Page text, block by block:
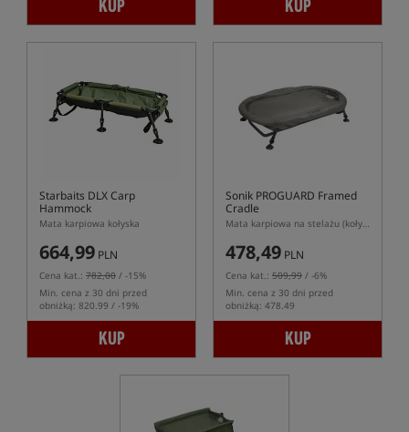
KUP KUP
Starbaits DLX Carp
Hammock
Mata karpiowa kołyska
664,99 PLN
Cena kat.: 782,00 / -15%
Min. cena z 30 dni przed
obniżką: 820.99 / -19%
KUP
Sonik PROGUARD Framed
Cradle
Mata karpiowa na stelażu (kołyska)
478,49 PLN
Cena kat.: 509,99 / -6%
Min. cena z 30 dni przed
obniżką: 478.49
KUP